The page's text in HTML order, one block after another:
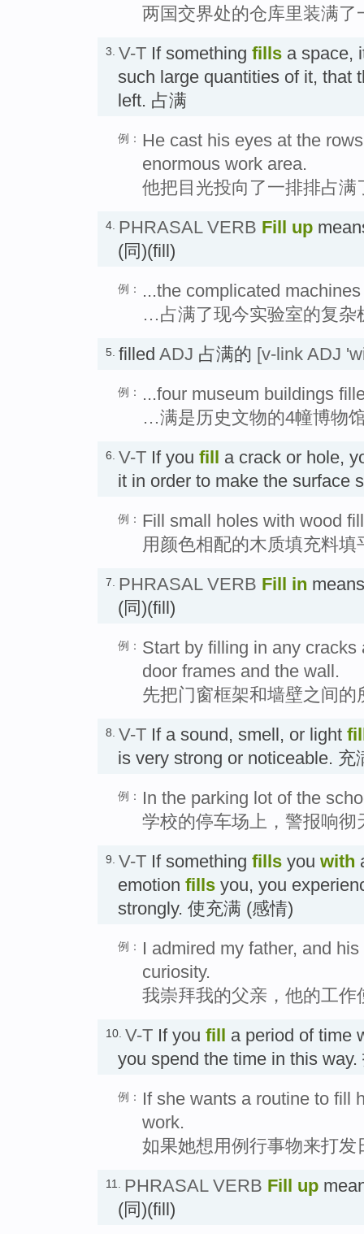
两国交界处的仓库里装满了
3. V-T If something fills a space,
such large quantities of it, that
left. 占满
例： He cast his eyes at the
enormous work area.
他把目光投向了一排排占
4. PHRASAL VERB Fill up
(同)(fill)
例：
...the complicated
…占满了现今实验室的复杂
5. filled ADJ 占满的 [v-link ADJ
例：
...four museum buildings
…满是历史文物的4幢博物
6. V-T If you fill a crack or hole,
it in order to make the surface
例： Fill small holes with wood
用颜色相配的木质填充料填
7. PHRASAL VERB Fill in
(同)(fill)
例： Start by filling in any
door frames and the wall.
先把门窗框架和墙壁之间
8. V-T If a sound, smell, or light
is very strong or noticeable. 充
例：
In the parking lot of the
学校的停车场上，警报响彻
9. V-T If something fills you with
emotion fills you, you
strongly. 使充满 (感情)
例：
I admired my father, and
curiosity.
我崇拜我的父亲，他的工
10. V-T If you fill a period of time
you spend the time in this way.
例：
If she wants a routine to fill
work.
如果她想用例行事物来打
11. PHRASAL VERB Fill up
(同)(fill)